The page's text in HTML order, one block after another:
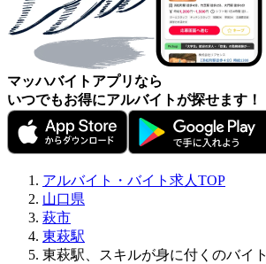
マッハバイトアプリなら
いつでもお得にアルバイトが探せます！
アルバイト・バイト求人TOP
山口県
萩市
東萩駅
東萩駅、スキルが身に付くのバイト